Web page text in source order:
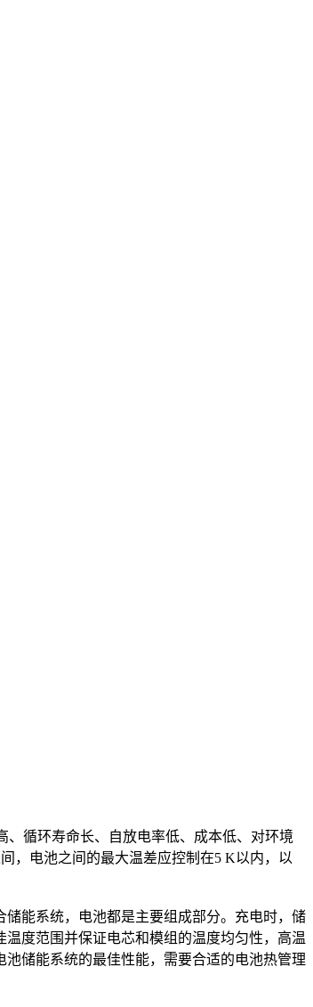
循环寿命长、自放电率低、成本低、对环境
，电池之间的最大温差应控制在5 K以内，以
能系统，电池都是主要组成部分。充电时，储
度范围并保证电芯和模组的温度均匀性，高温
储能系统的最佳性能，需要合适的电池热管理